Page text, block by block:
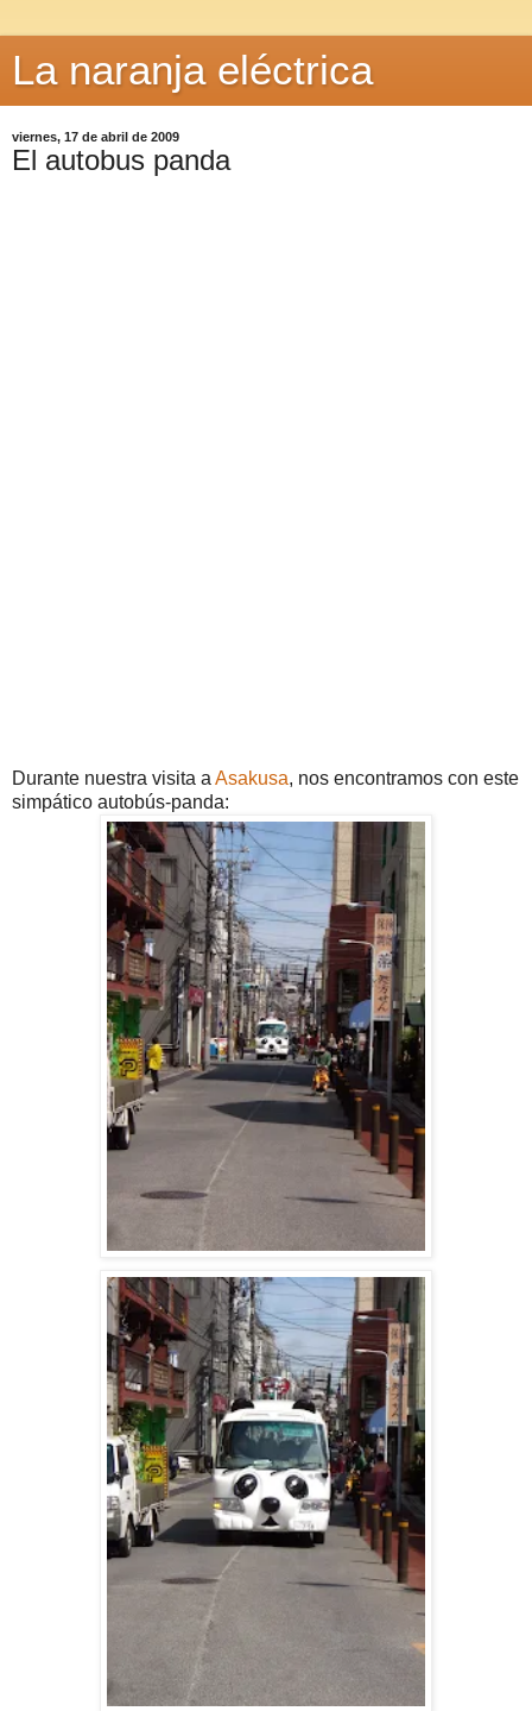
La naranja eléctrica
viernes, 17 de abril de 2009
El autobus panda
Durante nuestra visita a Asakusa, nos encontramos con este
simpático autobús-panda: